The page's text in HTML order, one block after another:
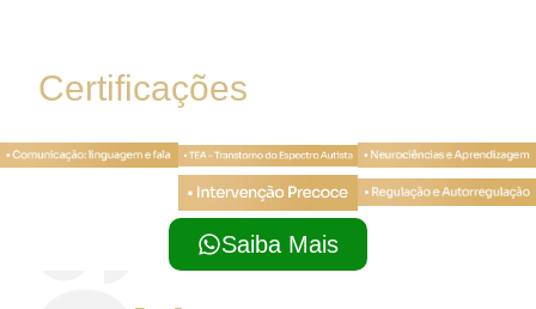
Certificações
Saiba Mais